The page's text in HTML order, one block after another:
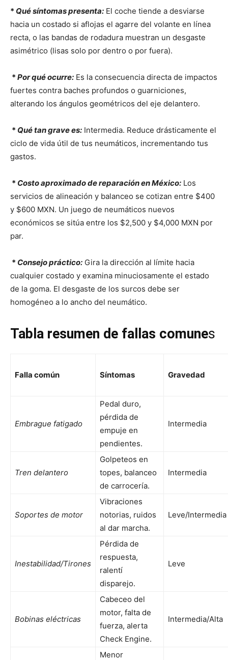
* Qué síntomas presenta: El coche tiende a desviarse
hacia un costado si aflojas el agarre del volante en línea
recta, o las bandas de rodadura muestran un desgaste
asimétrico (lisas solo por dentro o por fuera).
* Por qué ocurre: Es la consecuencia directa de impactos
fuertes contra baches profundos o guarniciones,
alterando los ángulos geométricos del eje delantero.
* Qué tan grave es: Intermedia. Reduce drásticamente el
ciclo de vida útil de tus neumáticos, incrementando tus
gastos.
* Costo aproximado de reparación en México: Los
servicios de alineación y balanceo se cotizan entre $400
y $600 MXN. Un juego de neumáticos nuevos
económicos se sitúa entre los $2,500 y $4,000 MXN por
par.
* Consejo práctico: Gira la dirección al límite hacia
cualquier costado y examina minuciosamente el estado
de la goma. El desgaste de los surcos debe ser
homogéneo a lo ancho del neumático.
Tabla resumen de fallas comunes
Falla común Síntomas Gravedad
Embrague fatigado
Pedal duro,
pérdida de
empuje en
pendientes.
Intermedia
Tren delantero
Golpeteos en
topes, balanceo
de carrocería.
Intermedia
Soportes de motor
Vibraciones
notorias, ruidos
al dar marcha.
Leve/Intermedia
Inestabilidad/Tirones
Pérdida de
respuesta,
ralentí
disparejo.
Leve
Bobinas eléctricas
Cabeceo del
motor, falta de
fuerza, alerta
Check Engine.
Intermedia/Alta
Menor